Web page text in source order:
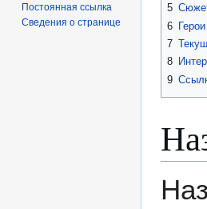
5
6 Герои
7
8
9
Постоянная ссылка
Сведения о странице